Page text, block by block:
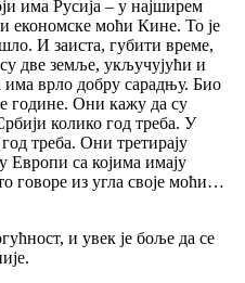
има Русија – у најширем
економске моћи Кине. То је
И заиста, губити време,
две земље, укључујући и
има врло добру сарадњу. Био
године. Они кажу да су
колико год треба. У
треба. Они третирају
Европи са којима имају
говоре из угла своје моћи…
и увек је боље да се